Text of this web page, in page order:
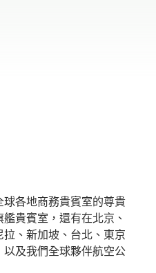
各地商務貴賓室的尊貴
貴賓室，還有在北京、
拉、新加坡、台北、東京
及我們全球夥伴航空公